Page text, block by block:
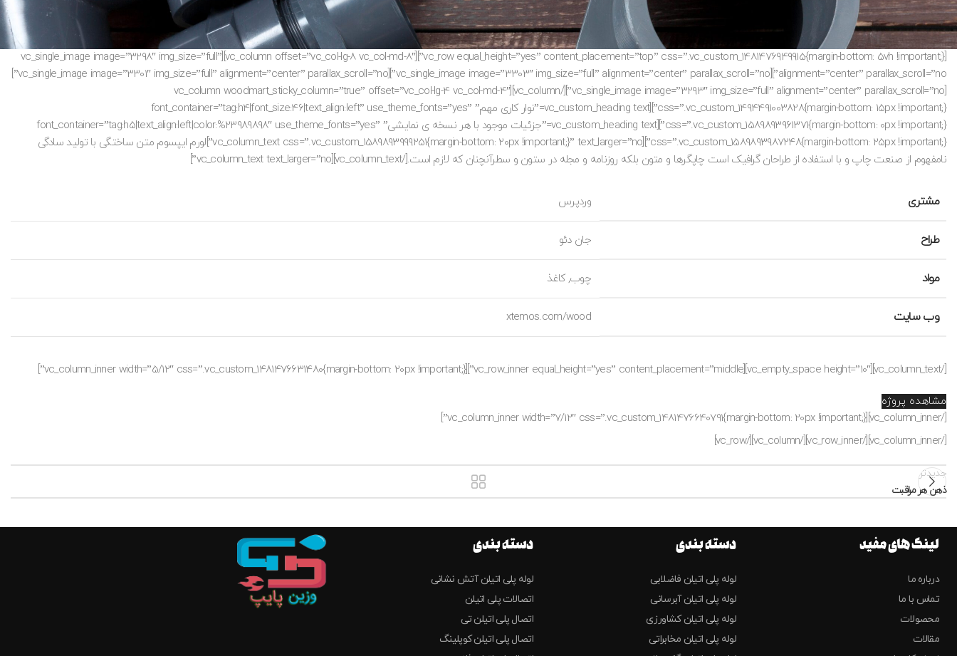
[vc_row equal_height=”yes” content_placement=”top” css=”.vc_custom_1481476949915{margin-bottom: 5vh !important;}”][vc_column offset=”vc_col-lg-8 vc_col-md-8″][vc_single_image image=”3298″ img_size=”full”
alignment=”center” parallax_scroll=”no”][vc_single_image image=”3303″ img_size=”full” alignment=”center” parallax_scroll=”no”][vc_single_image image=”3301″ img_size=”full” alignment=”center” parallax_scroll=”no”]
[vc_single_image image=”3293″ img_size=”full” alignment=”center” parallax_scroll=”no”][/vc_column][vc_column woodmart_sticky_column=”true” offset=”vc_col-lg-4 vc_col-md-4″
css=”.vc_custom_1494491003828{margin-bottom: 15px !important;}”][vc_custom_heading text=”نوار کاری مهم” font_container=”tag:h4|font_size:46|text_align:left” use_theme_fonts=”yes”
css=”.vc_custom_1589893961371{margin-bottom: 0px !important;}”][vc_custom_heading text=”جزئیات موجود با هر نسخه ی نمایشی” font_container=”tag:h5|text_align:left|color:%23989898″ use_theme_fonts=”yes”
css=”.vc_custom_1589893987248{margin-bottom: 25px !important;}”][vc_column_text css=”.vc_custom_1589893999251{margin-bottom: 20px !important;}” text_larger=”no”]لورم ایپسوم متن ساختگی با تولید سادگی
نامفهوم از صنعت چاپ و با استفاده از طراحان گرافیک است چاپگرها و متون بلکه روزنامه و مجله در ستون و سطرآنچنان که لازم است.[/vc_column_text][vc_column_text text_larger=”no”]
مشتری وردپرس
طراح جان دئو
مواد چوب, کاغذ
وب سایت xtemos.com/wood
[/vc_column_text][vc_empty_space height=”10″][vc_row_inner equal_height=”yes” content_placement=”middle”][vc_column_inner width=”5/12″ css=”.vc_custom_1481476631480{margin-bottom: 20px !important;}”]
مشاهده پروژه
[/vc_column_inner][vc_column_inner width=”7/12″ css=”.vc_custom_1481476640791{margin-bottom: 20px !important;}”]
[/vc_column_inner][/vc_row_inner][/vc_column][/vc_row]
جدیدتر
ذهن هر مراقبت
لینک های مفید
درباره ما
تماس با ما
محصولات
مقالات
دسته بندی
لوله پلی اتیلن فاضلابی
لوله پلی اتیلن آبرسانی
لوله پلی اتیلن کشاورزی
لوله پلی اتیلن مخابراتی
دسته بندی
لوله پلی اتیلن آتش نشانی
اتصالات پلی اتیلن
اتصال پلی اتیلن تی
اتصال پلی اتیلن کوپلینگ